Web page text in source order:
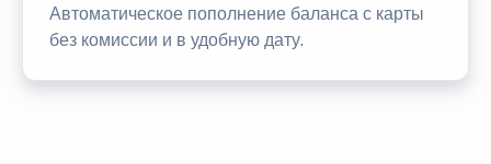
Автоматическое пополнение баланса с карты
без комиссии и в удобную дату.